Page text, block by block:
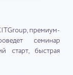
премиум-
семинар
старт, быстрая